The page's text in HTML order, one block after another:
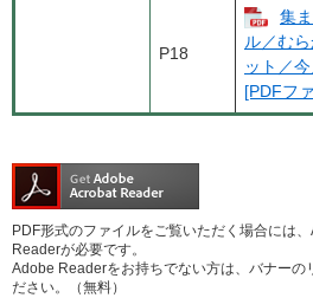
P18
集
ル／む
ット／
[PDFフ
PDF形式のファイルをご覧いただく場合には
Readerが必要です。
Adobe Readerをお持ちでない方は、バナーの
ださい。（無料）